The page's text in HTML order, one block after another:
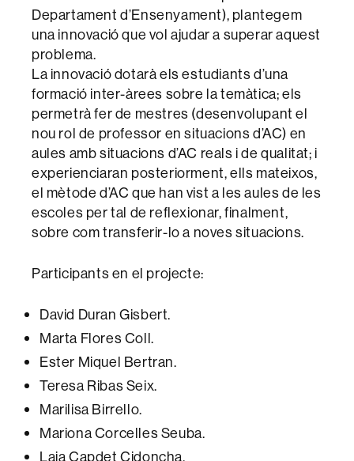
Departament d’Ensenyament), plantegem
una innovació que vol ajudar a superar aquest
problema.
La innovació dotarà els estudiants d’una
formació inter-àrees sobre la temàtica; els
permetrà fer de mestres (desenvolupant el
nou rol de professor en situacions d’AC) en
aules amb situacions d’AC reals i de qualitat; i
experienciaran posteriorment, ells mateixos,
el mètode d’AC que han vist a les aules de les
escoles per tal de reflexionar, finalment,
sobre com transferir-lo a noves situacions.
Participants en el projecte:
David Duran Gisbert.
Marta Flores Coll.
Ester Miquel Bertran.
Teresa Ribas Seix.
Marilisa Birrello.
Mariona Corcelles Seuba.
Laia Capdet Cidoncha.